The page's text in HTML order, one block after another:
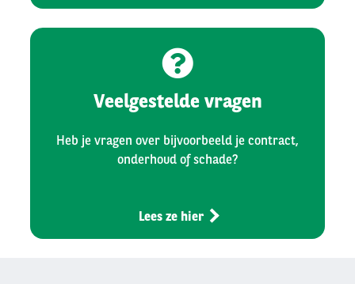
Veelgestelde vragen
Heb je vragen over bijvoorbeeld je contract,
onderhoud of schade?
Lees ze hier